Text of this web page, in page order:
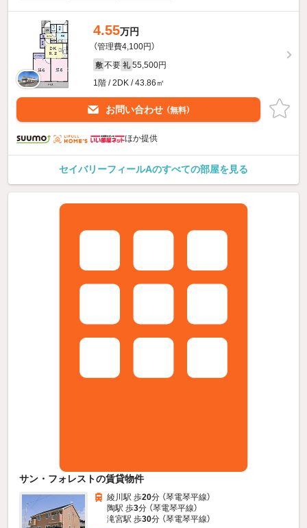
4.55万円
（管理費4,100円）
敷 不要 礼 55,500円
1階 / 2DK / 43.86㎡
お問い合わせ （無料）
ほか提供
セイバリーフィールAのすべての部屋を見る
サン・フォレストの賃貸物件
綾川駅 歩20分 （琴電琴平線）
陶駅 歩3分 （琴電琴平線）
滝宮駅 歩30分 （琴電琴平線）